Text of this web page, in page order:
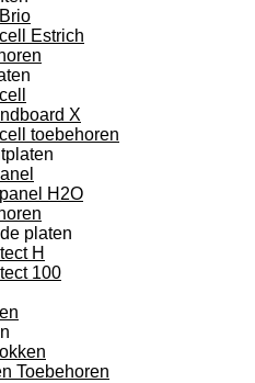
Estrich
X
toebehoren
H2O
platen
H
100
Toebehoren